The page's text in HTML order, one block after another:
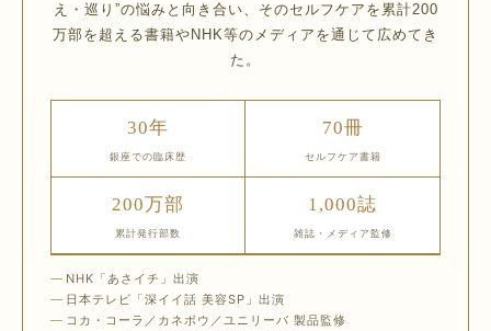
え・巡り”の悩みと向き合い、そのセルフケアを累計200
万部を超える書籍やNHK等のメディアを通じて広めてき
た。
30年
銀座での臨床歴
70冊
セルフケア書籍
200万部
累計発行部数
1,000誌
雑誌・メディア監修
NHK「あさイチ」出演
日本テレビ「深イイ話 美容SP」出演
コカ・コーラ／カネボウ／ユニリーバ 製品監修